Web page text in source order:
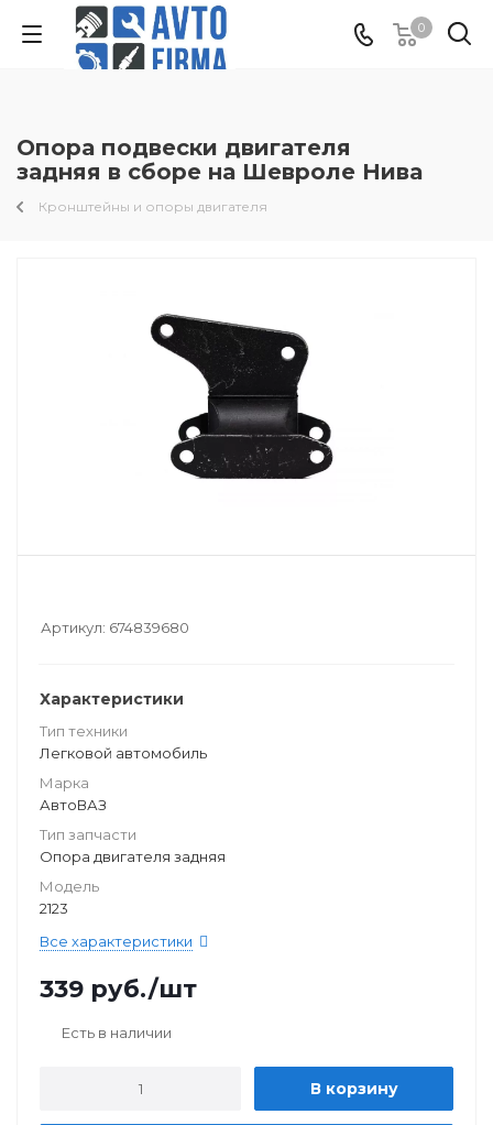
0
Опора подвески двигателя
задняя в сборе на Шевроле Нива
Кронштейны и опоры двигателя
Артикул: 674839680
Характеристики
Тип техники
Легковой автомобиль
Марка
АвтоВАЗ
Тип запчасти
Опора двигателя задняя
Модель
2123
Все характеристики
339 руб./шт
Есть в наличии
В корзину